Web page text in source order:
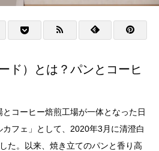
ド）とは？パンとコーヒ
とコーヒー焙煎工場が一体となった日
フェ」として、2020年3月に清澄白
た。以来、焼き立てのパンと香り高